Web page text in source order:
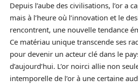
Depuis l’aube des civilisations, l’or a
mais à l’heure où l’innovation et le
rencontrent, une nouvelle tendance
Ce matériau unique transcende ses
pour devenir un acteur clé dans le
d’aujourd’hui. L’or noirci allie non
intemporelle de l’or à une certaine